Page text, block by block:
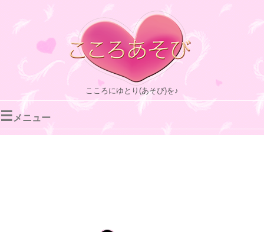
こころにゆとり(あそび)を♪
☰ メニュー